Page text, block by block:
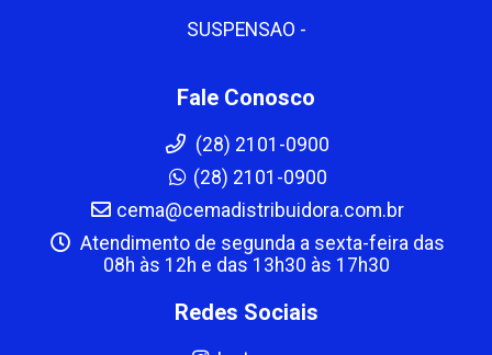
SUSPENSAO -
Fale Conosco
(28) 2101-0900
(28) 2101-0900
cema@cemadistribuidora.com.br
Atendimento de segunda a sexta-feira das
08h às 12h e das 13h30 às 17h30
Redes Sociais